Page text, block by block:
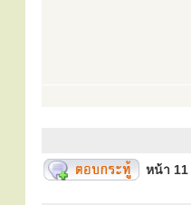
หน้า 11